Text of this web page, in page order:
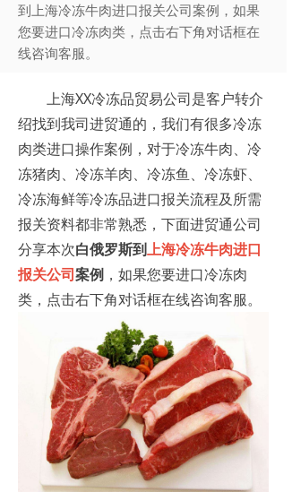
到上海冷冻牛肉进口报关公司案例，如果
您要进口冷冻肉类，点击右下角对话框在
线咨询客服。
上海XX冷冻品贸易公司是客户转介
绍找到我司进贸通的，我们有很多冷冻
肉类进口操作案例，对于冷冻牛肉、冷
冻猪肉、冷冻羊肉、冷冻鱼、冷冻虾、
冷冻海鲜等冷冻品进口报关流程及所需
报关资料都非常熟悉，下面进贸通公司
分享本次白俄罗斯到上海冷冻牛肉进口
报关公司案例 ，如果您要进口冷冻肉
类，点击右下角对话框在线咨询客服。